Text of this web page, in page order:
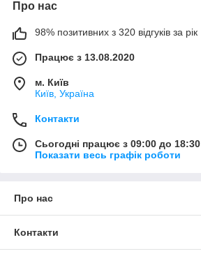
Про нас
98% позитивних з 320 відгуків за рік
Працює з 13.08.2020
м. Київ
Київ, Україна
Контакти
Сьогодні працює з 09:00 до 18:30
Показати весь графік роботи
Про нас
Контакти